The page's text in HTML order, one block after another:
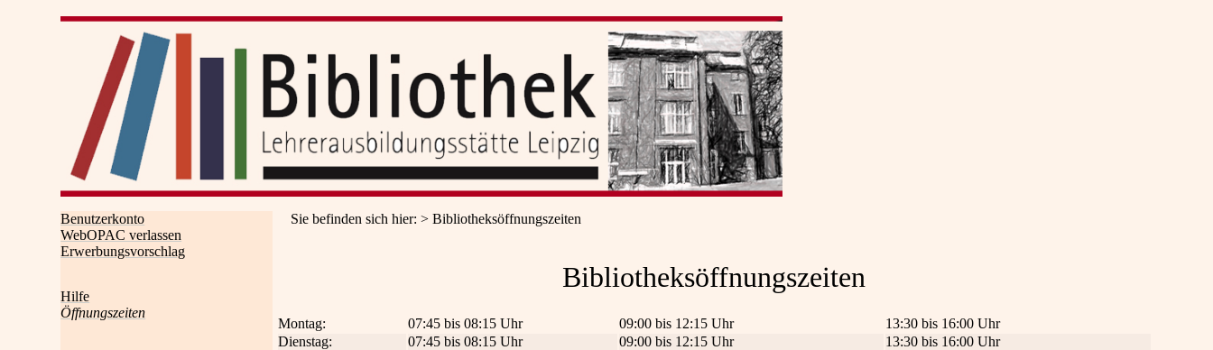
Benutzerkonto
WebOPAC verlassen
Erwerbungsvorschlag
Hilfe
Öffnungszeiten
Sie befinden sich hier: Bibliotheksöffnungszeiten
Bibliotheksöffnungszeiten
Montag: 07:45 bis 08:15 Uhr 09:00 bis 12:15 Uhr
13:30 bis 16:00 Uhr
Dienstag:
07:45 bis 08:15 Uhr 09:00 bis 12:15 Uhr
13:30 bis 16:00 Uhr